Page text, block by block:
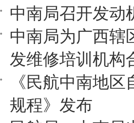
中南局召开发动
中南局为广西辖
发维修培训机构
《民航中南地
规程》发布